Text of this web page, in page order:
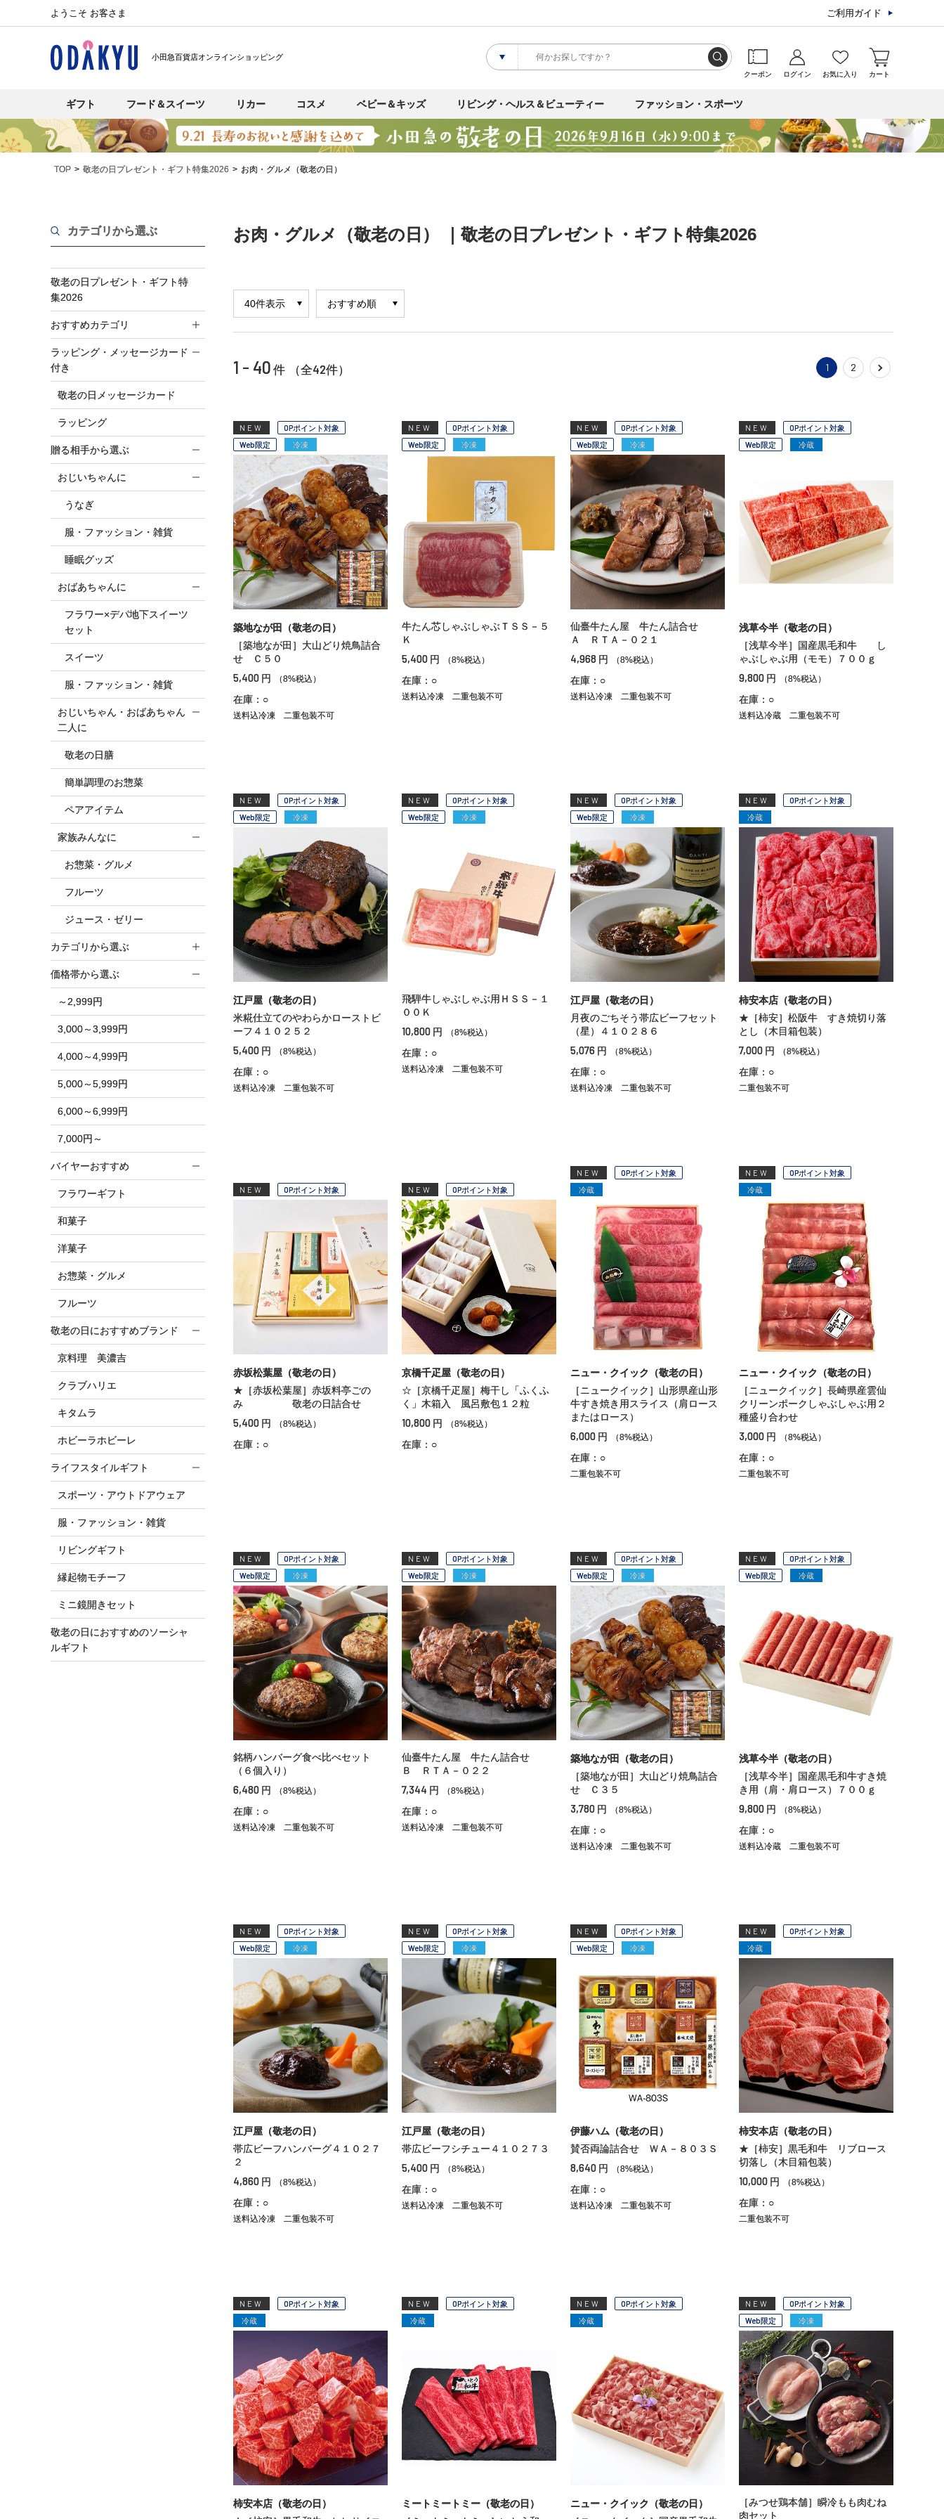
ようこそ お客さま ご利用ガイド
小田急百貨店オンラインショッピング
クーポン ログイン お気に入り カート
ギフト フード＆スイーツ リカー コスメ ベビー＆キッズ リビング・ヘルス＆ビューティー ファッション・スポーツ
TOP 敬老の日プレゼント・ギフト特集2026 お肉・グルメ（敬老の日）
カテゴリから選ぶ
敬老の日プレゼント・ギフト特
集2026
おすすめカテゴリ
ラッピング・メッセージカード
付き
敬老の日メッセージカード
ラッピング
贈る相手から選ぶ
おじいちゃんに
うなぎ
服・ファッション・雑貨
睡眠グッズ
おばあちゃんに
フラワー×デパ地下スイーツ
セット
スイーツ
服・ファッション・雑貨
おじいちゃん・おばあちゃん
二人に
敬老の日膳
簡単調理のお惣菜
ペアアイテム
家族みんなに
お惣菜・グルメ
フルーツ
ジュース・ゼリー
カテゴリから選ぶ
価格帯から選ぶ
～2,999円
3,000～3,999円
4,000～4,999円
5,000～5,999円
6,000～6,999円
7,000円～
バイヤーおすすめ
フラワーギフト
和菓子
洋菓子
お惣菜・グルメ
フルーツ
敬老の日におすすめブランド
京料理 美濃吉
クラブハリエ
キタムラ
ホビーラホビーレ
ライフスタイルギフト
スポーツ・アウトドアウェア
服・ファッション・雑貨
リビングギフト
縁起物モチーフ
ミニ鏡開きセット
敬老の日におすすめのソーシャ
ルギフト
お肉・グルメ（敬老の日） ｜敬老の日プレゼント・ギフト特集2026
1 - 40 件 （全42件） 1 2
NEW
OPポイント対象
Web限定
冷凍
築地なが田（敬老の日）
［築地なが田］大山どり焼鳥詰合
せ Ｃ５０
5,400 円 （8%税込）
在庫：○
送料込冷凍 二重包装不可
NEW
OPポイント対象
Web限定
冷凍
牛たん芯しゃぶしゃぶＴＳＳ－５
Ｋ
5,400 円 （8%税込）
在庫：○
送料込冷凍 二重包装不可
NEW
OPポイント対象
Web限定
冷凍
仙臺牛たん屋 牛たん詰合せ
Ａ ＲＴＡ－０２１
4,968 円 （8%税込）
在庫：○
送料込冷凍 二重包装不可
NEW
OPポイント対象
Web限定
冷蔵
浅草今半（敬老の日）
［浅草今半］国産黒毛和牛 し
ゃぶしゃぶ用（モモ）７００ｇ
9,800 円 （8%税込）
在庫：○
送料込冷蔵 二重包装不可
NEW
OPポイント対象
Web限定
冷凍
江戸屋（敬老の日）
米糀仕立てのやわらかローストビ
ーフ４１０２５２
5,400 円 （8%税込）
在庫：○
送料込冷凍 二重包装不可
NEW
OPポイント対象
Web限定
冷凍
飛騨牛しゃぶしゃぶ用ＨＳＳ－１
００Ｋ
10,800 円 （8%税込）
在庫：○
送料込冷凍 二重包装不可
NEW
OPポイント対象
Web限定
冷凍
江戸屋（敬老の日）
月夜のごちそう帯広ビーフセット
（星）４１０２８６
5,076 円 （8%税込）
在庫：○
送料込冷凍 二重包装不可
NEW
OPポイント対象
冷蔵
柿安本店（敬老の日）
★［柿安］松阪牛 すき焼切り落
とし（木目箱包装）
7,000 円 （8%税込）
在庫：○
二重包装不可
NEW OPポイント対象
赤坂松葉屋（敬老の日）
★［赤坂松葉屋］赤坂料亭ごの
み 敬老の日詰合せ
5,400 円 （8%税込）
在庫：○
NEW OPポイント対象
京橋千疋屋（敬老の日）
☆［京橋千疋屋］梅干し「ふくふ
く」木箱入 風呂敷包１２粒
10,800 円 （8%税込）
在庫：○
NEW
OPポイント対象
冷蔵
ニュー・クイック（敬老の日）
［ニュークイック］山形県産山形
牛すき焼き用スライス（肩ロース
またはロース）
6,000 円 （8%税込）
在庫：○
二重包装不可
NEW
OPポイント対象
冷蔵
ニュー・クイック（敬老の日）
［ニュークイック］長崎県産雲仙
クリーンポークしゃぶしゃぶ用２
種盛り合わせ
3,000 円 （8%税込）
在庫：○
二重包装不可
NEW
OPポイント対象
Web限定
冷凍
銘柄ハンバーグ食べ比べセット
（６個入り）
6,480 円 （8%税込）
在庫：○
送料込冷凍 二重包装不可
NEW
OPポイント対象
Web限定
冷凍
仙臺牛たん屋 牛たん詰合せ
Ｂ ＲＴＡ－０２２
7,344 円 （8%税込）
在庫：○
送料込冷凍 二重包装不可
NEW
OPポイント対象
Web限定
冷凍
築地なが田（敬老の日）
［築地なが田］大山どり焼鳥詰合
せ Ｃ３５
3,780 円 （8%税込）
在庫：○
送料込冷凍 二重包装不可
NEW
OPポイント対象
Web限定
冷蔵
浅草今半（敬老の日）
［浅草今半］国産黒毛和牛すき焼
き用（肩・肩ロース）７００ｇ
9,800 円 （8%税込）
在庫：○
送料込冷蔵 二重包装不可
NEW
OPポイント対象
Web限定
冷凍
江戸屋（敬老の日）
帯広ビーフハンバーグ４１０２７
２
4,860 円 （8%税込）
在庫：○
送料込冷凍 二重包装不可
NEW
OPポイント対象
Web限定
冷凍
江戸屋（敬老の日）
帯広ビーフシチュー４１０２７３
5,400 円 （8%税込）
在庫：○
送料込冷凍 二重包装不可
NEW
OPポイント対象
Web限定
冷凍
伊藤ハム（敬老の日）
賛否両論詰合せ ＷＡ－８０３Ｓ
8,640 円 （8%税込）
在庫：○
送料込冷凍 二重包装不可
NEW
OPポイント対象
冷蔵
柿安本店（敬老の日）
★［柿安］黒毛和牛 リブロース
切落し（木目箱包装）
10,000 円 （8%税込）
在庫：○
二重包装不可
NEW
OPポイント対象
冷蔵
柿安本店（敬老の日）
NEW
OPポイント対象
冷蔵
ミートミートミー（敬老の日）
NEW
OPポイント対象
冷蔵
ニュー・クイック（敬老の日）
NEW
OPポイント対象
Web限定
冷凍
［みつせ鶏本舗］瞬冷もも肉むね
肉セット